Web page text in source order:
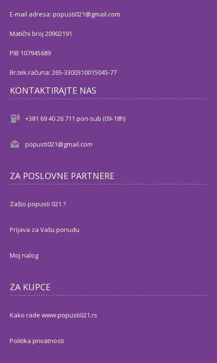
E-mail adresa: popusti021@gmail.com
Matični broj 20902191
PIB 107945689
Br.tek.računa: 265-3300310015045-77
KONTAKTIRAJTE NAS
+381 69 40 26 711 pon-sub (09-18h)
popusti021@gmail.com
ZA POSLOVNE PARTNERE
Zašto popusti 021 ?
Prijava za Vašu ponudu
Moj nalog
ZA KUPCE
Kako rade www.popusti021.rs
Politika privatnosti